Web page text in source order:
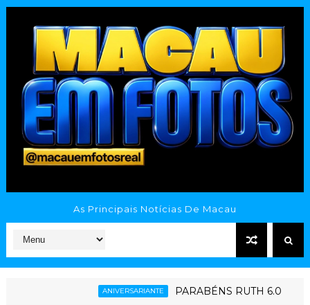
As Principais Notícias De Macau
PARABÉNS RUTH 6.0 ESPORTE